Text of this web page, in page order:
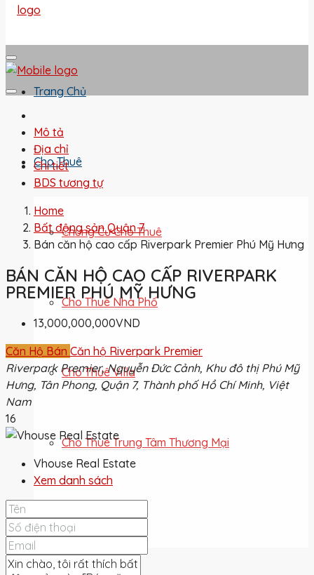
Trang Chủ
Cho Thuê
Chung Cư Cho Thuê
Cho Thuê Nhà Phố
Cho Thuê Villa
Cho Thuê Trung Tâm Thương Mại
Mô tả
Địa chỉ
Chi tiết
BDS tương tự
Home
Bất động sản Quận 7
Bán căn hộ cao cấp Riverpark Premier Phú Mỹ Hưng
BÁN CĂN HỘ CAO CẤP RIVERPARK
PREMIER PHÚ MỸ HƯNG
13,000,000,000VND
Căn Hộ Bán Căn hộ Riverpark Premier
Riverpark Premier, Nguyễn Đức Cảnh, Khu đô thị Phú Mỹ
Hưng, Tân Phong, Quận 7, Thành phố Hồ Chí Minh, Việt
Nam
16
Vhouse Real Estate
Xem danh sách